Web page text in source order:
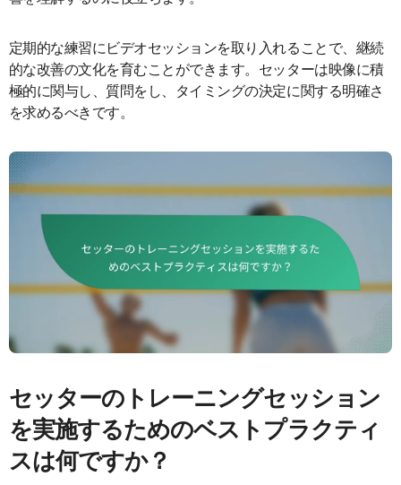
定期的な練習にビデオセッションを取り入れることで、継続
的な改善の文化を育むことができます。セッターは映像に積
極的に関与し、質問をし、タイミングの決定に関する明確さ
を求めるべきです。
セッターのトレーニングセッション
を実施するためのベストプラクティ
スは何ですか？